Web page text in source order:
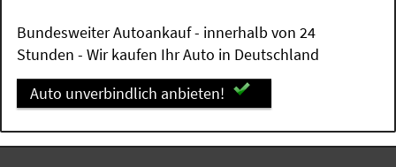
Bundesweiter Autoankauf - innerhalb von 24
Stunden - Wir kaufen Ihr Auto in Deutschland
Auto unverbindlich anbieten!